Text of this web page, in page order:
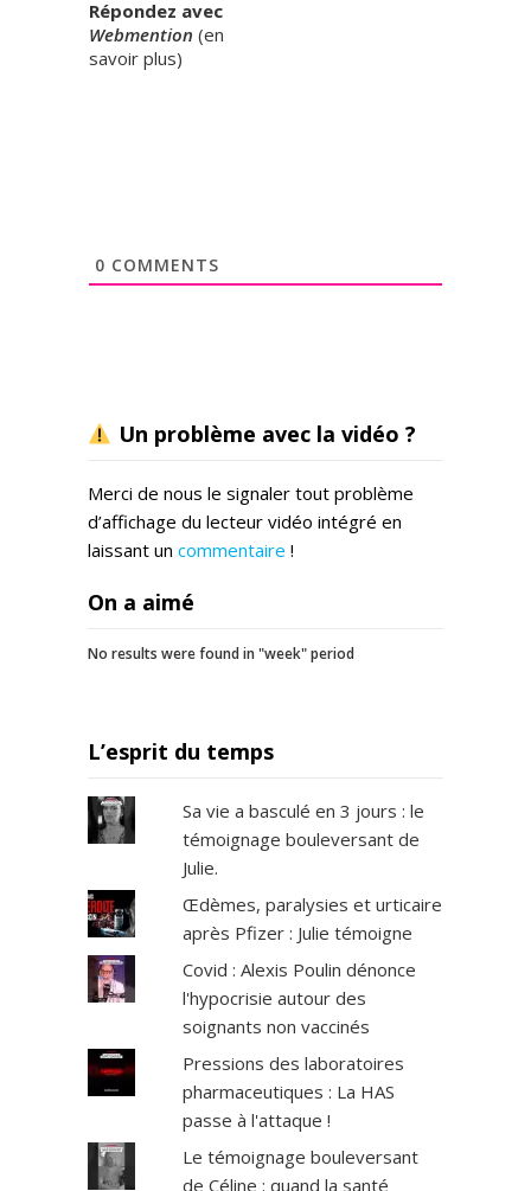
Répondez avec
Webmention (en
savoir plus)
0 COMMENTS
Un problème avec la vidéo ?
Merci de nous le signaler tout problème
d’affichage du lecteur vidéo intégré en
laissant un commentaire !
On a aimé
No results were found in "week" period
L’esprit du temps
Sa vie a basculé en 3 jours : le
témoignage bouleversant de
Julie.
Œdèmes, paralysies et urticaire
après Pfizer : Julie témoigne
Covid : Alexis Poulin dénonce
l'hypocrisie autour des
soignants non vaccinés
Pressions des laboratoires
pharmaceutiques : La HAS
passe à l'attaque !
Le témoignage bouleversant
de Céline : quand la santé